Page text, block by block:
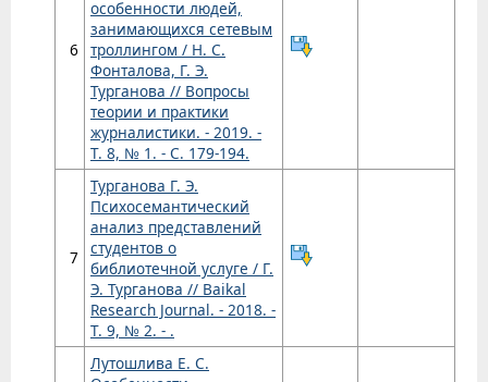
6
особенности людей,
занимающихся сетевым
троллингом / Н. С.
Фонталова, Г. Э.
Турганова // Вопросы
теории и практики
журналистики. - 2019. -
Т. 8, № 1. - С. 179-194.
7
Турганова Г. Э.
Психосемантический
анализ представлений
студентов о
библиотечной услуге / Г.
Э. Турганова // Baikal
Research Journal. - 2018. -
Т. 9, № 2. - .
Лутошлива Е. С.